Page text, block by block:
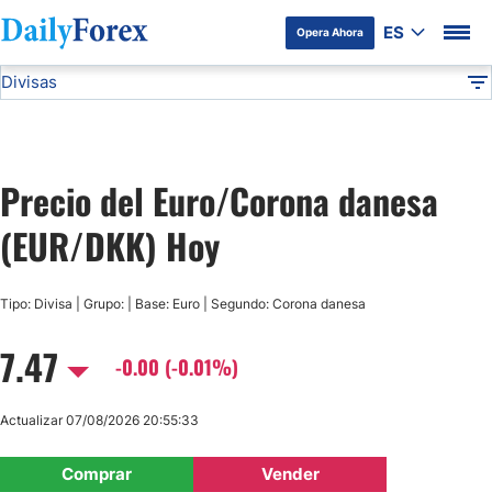
Opera Ahora ES
Divulgación del Anunciante
Divisas
USD/JPY
AUD/USD
Precio del Euro/Corona danesa
(EUR/DKK) Hoy
Tipo: Divisa | Grupo: | Base: Euro | Segundo: Corona danesa
7.47 -0.00 (-0.01%)
Comprar Vender
Actualizar 07/08/2026 20:55:33